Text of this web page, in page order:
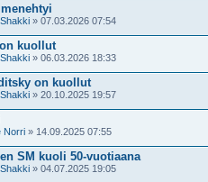
» 07.03.2026 07:54
kuollut
» 06.03.2026 18:33
on kuollut
» 20.10.2025 19:57
Norri » 14.09.2025 07:55
SM kuoli 50-vuotiaana
» 04.07.2025 19:05